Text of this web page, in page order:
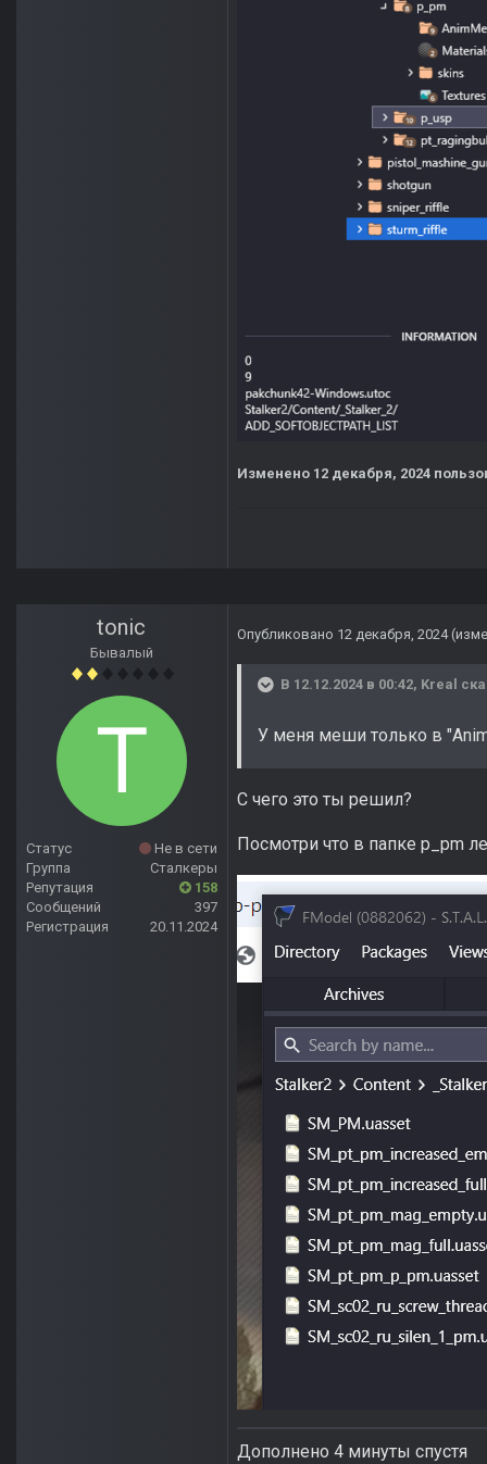
Изменено 12 декабря, 2024
tonic
Бывалый
Статус
Не в сети
Группа
Сталкеры
Репутация
158
Сообщений
397
Регистрация
20.11.2024
Опубликовано 12 декабря, 2024
В 12.12.2024 в 00:42, Kreal
У меня меши только в
С чего это ты решил?
Посмотри что в папке p_pm
Дополнено 4 минуты спустя